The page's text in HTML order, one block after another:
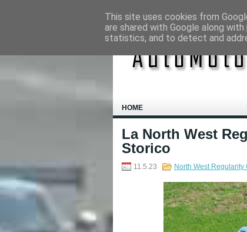
HOME
La North West
Storico
11.5.23 North West Regularity
This site uses cookies from
are shared with Google along
statistics, and to detect and